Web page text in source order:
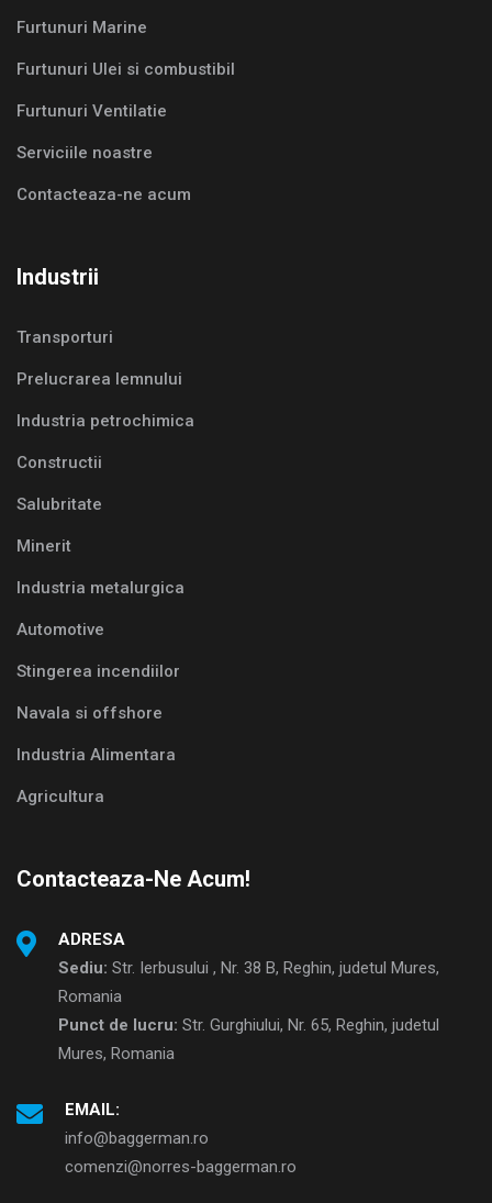
Furtunuri Marine
Furtunuri Ulei si combustibil
Furtunuri Ventilatie
Serviciile noastre
Contacteaza-ne acum
Industrii
Transporturi
Prelucrarea lemnului
Industria petrochimica
Constructii
Salubritate
Minerit
Industria metalurgica
Automotive
Stingerea incendiilor
Navala si offshore
Industria Alimentara
Agricultura
Contacteaza-Ne Acum!
ADRESA
Sediu: Str. Ierbusului , Nr. 38 B, Reghin, judetul Mures,
Romania
Punct de lucru: Str. Gurghiului, Nr. 65, Reghin, judetul
Mures, Romania
EMAIL:
info@baggerman.ro
comenzi@norres-baggerman.ro